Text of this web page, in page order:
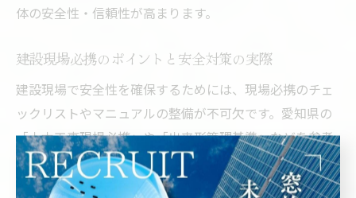
体の安全性・信頼性が高まります。
建設現場必携のポイントと安全対策の実際
建設現場で安全性を確保するためには、現場必携のチェ
ックリストやマニュアルの整備が不可欠です。愛知県の
「土木工事現場必携」や「出来形管理基準」などを参考
に、現場ごとに必要な安全対策を具体的に洗い出してお
きましょう。特に半田市・あま市のような地盤リスクが